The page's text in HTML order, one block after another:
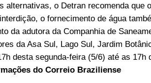
alternativas, o Detran recomenda
o fornecimento de água
da adutora da Companhia de
da Asa Sul, Lago Sul, Jardim
desta segunda-feira (5/6) até as 17h
do Correio Braziliense